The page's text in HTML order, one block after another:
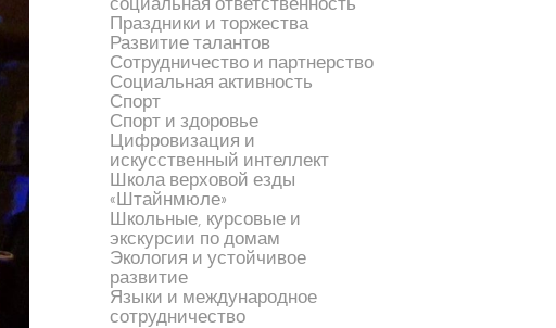
Праздники и торжества
Развитие талантов
Сотрудничество и партнерство
Социальная активность
Спорт
Спорт и здоровье
Цифровизация и
искусственный интеллект
Школа верховой езды
«Штайнмюле»
Школьные, курсовые и
экскурсии по домам
Экология и устойчивое
развитие
Языки и международное
сотрудничество